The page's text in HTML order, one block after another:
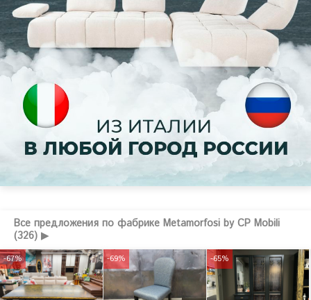
Все предложения по фабрике Metamorfosi by CP Mobili
(326) ▶
-67% -69% -65%